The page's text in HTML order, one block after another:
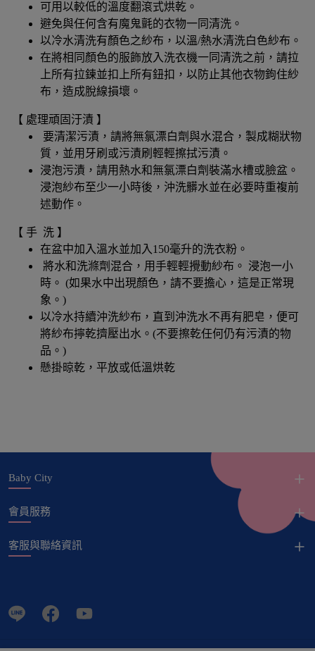
可用以較低的溫度翻滾式烘乾。
避免與任何含有魔鬼氈的衣物一同清洗。
以冷水清洗有顏色之紗布，以溫/熱水清洗白色紗布。
在將相同顏色的服飾放入洗衣機一同清洗之前，請拉
上所有拉鍊並扣上所有鈕扣，以防止其他衣物鉤住紗
布，造成脫線損壞。
【 處理頑固汙漬 】
要清潔污漬，請將無氯漂白劑與水混合，製成糊狀物
質，並用牙刷或污漬刷輕輕擦拭污漬。
浸泡污漬，請用熱水和無氯漂白劑裝滿水槽或臉盆。
浸泡紗布至少一小時後，沖洗髒水並在必要時重複前
述動作。
【 手 洗 】
在盆中加入溫水並加入150毫升的洗衣粉。
將水和洗滌劑混合，用手輕輕攪動紗布。 浸泡一小
時。 (如果水中出現顏色，請不要擔心，這是正常現
象。)
以冷水持續沖洗紗布，直到沖洗水不再有肥皂，便可
將紗布擰乾擠壓出水。(不要擦乾任何仍有污漬的物
品。)
懸掛晾乾，平放或低溫烘乾
Baby City
會員服務
客服與聯絡資訊